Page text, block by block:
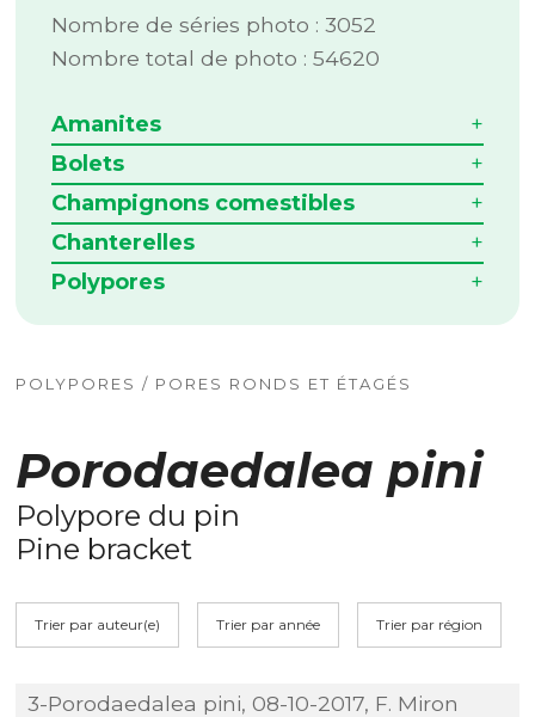
Nombre de séries photo : 3052
Nombre total de photo : 54620
Amanites
Bolets
Champignons comestibles
Chanterelles
Polypores
POLYPORES / PORES RONDS ET ÉTAGÉS
Porodaedalea pini
Polypore du pin
Pine bracket
Trier par auteur(e) Trier par année Trier par région
3-Porodaedalea pini, 08-10-2017, F. Miron